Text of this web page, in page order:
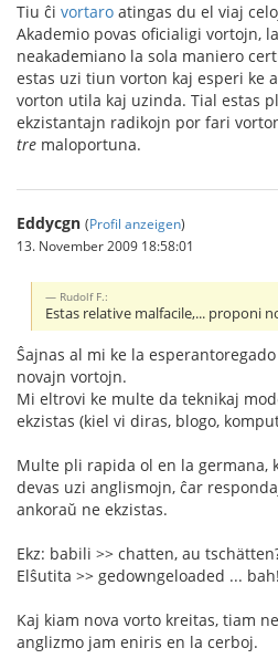
Tiu ĉi vortaro atingas du el viaj
Akademio povas oficialigi vortojn,
neakademiano la sola maniero
estas uzi tiun vorton kaj esperi ke
vorton utila kaj uzinda. Tial estas
ekzistantajn radikojn por fari
tre maloportuna.
Eddycgn (Profil anzeigen)
13. November 2009 18:58:01
Rudolf F.:
Estas relative malfacile,... proponi
Ŝajnas al mi ke la
novajn vortojn.
Mi eltrovi ke multe da teknikaj
ekzistas (kiel vi diras, blogo,
Multe pli rapida ol en la germana,
devas uzi anglismojn, ĉar
ankoraŭ ne ekzistas.
Ekz: babili >> chatten, au
Elŝutita >> gedowngeloaded ... bah!
Kaj kiam nova vorto kreitas, tiam
anglizmo jam eniris en la cerboj.